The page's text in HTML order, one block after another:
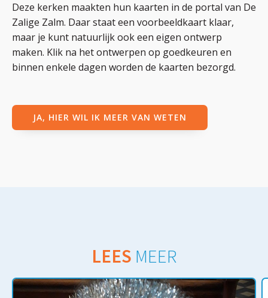
Deze kerken maakten hun kaarten in de portal van De
Zalige Zalm. Daar staat een voorbeeldkaart klaar,
maar je kunt natuurlijk ook een eigen ontwerp
maken. Klik na het ontwerpen op goedkeuren en
binnen enkele dagen worden de kaarten bezorgd.
JA, HIER WIL IK MEER VAN WETEN
LEES MEER